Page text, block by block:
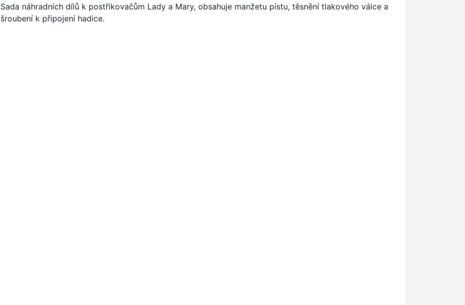
Sada náhradních dílů k postřikovačům Lady a Mary, obsahuje manžetu pístu, těsnění tlakového válce a
šroubení k připojení hadice.